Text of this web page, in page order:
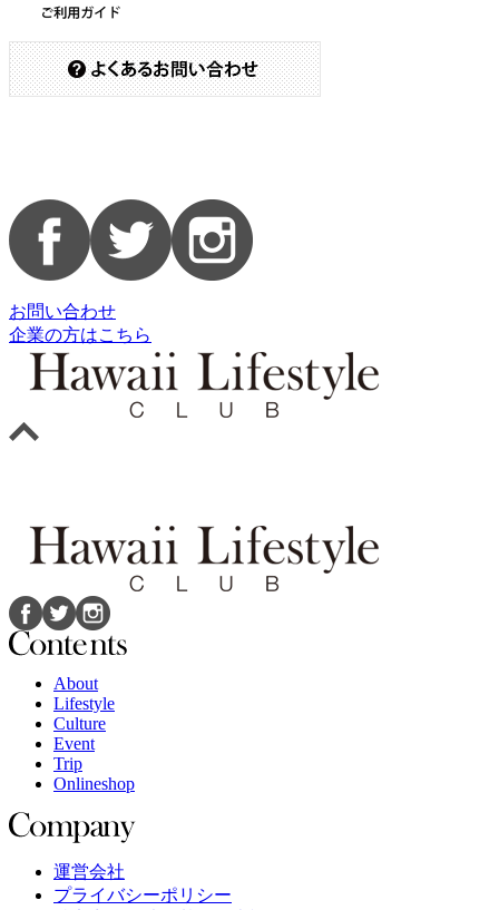
お問い合わせ
企業の方はこちら
About
Lifestyle
Culture
Event
Trip
Onlineshop
運営会社
プライバシーポリシー